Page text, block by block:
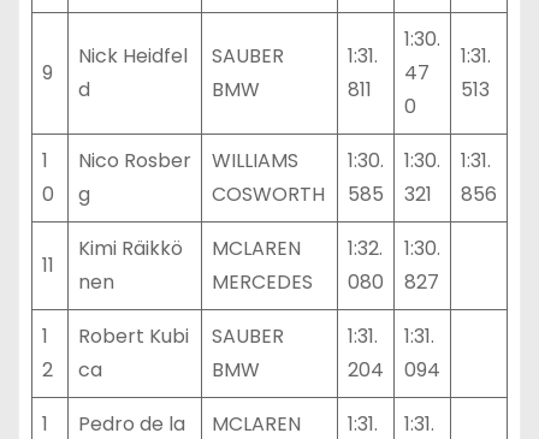
9
Nick Heidfel
d
SAUBER
BMW
1:31.
811
1:30.
47
0
1:31.
513
1
0
Nico Rosber
g
WILLIAMS
COSWORTH
1:30.
585
1:30.
321
1:31.
856
11
Kimi Räikkö
nen
MCLAREN
MERCEDES
1:32.
080
1:30.
827
1
2
Robert Kubi
ca
SAUBER
BMW
1:31.
204
1:31.
094
1
Pedro de la
MCLAREN
1:31.
1:31.